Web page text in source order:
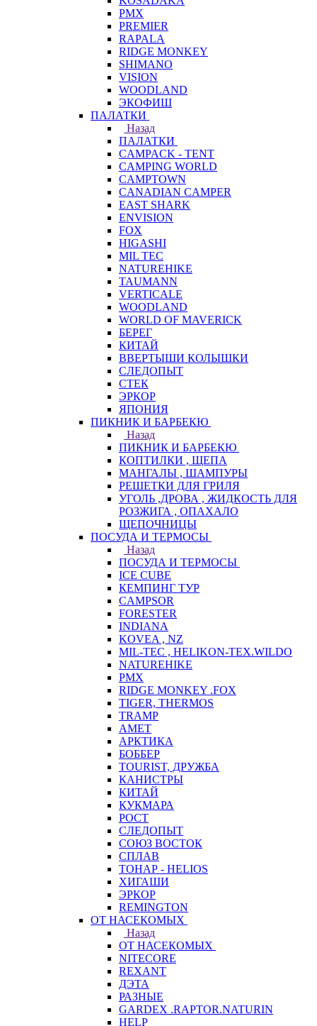
PMX
PREMIER
RAPALA
RIDGE MONKEY
SHIMANO
VISION
WOODLAND
ЭКОФИШ
ПАЛАТКИ
Назад
ПАЛАТКИ
CAMPACK - TENT
CAMPING WORLD
CAMPTOWN
CANADIAN CAMPER
EAST SHARK
ENVISION
FOX
HIGASHI
MIL TEC
NATUREHIKE
TAUMANN
VERTICALE
WOODLAND
WORLD OF MAVERICK
БЕРЕГ
КИТАЙ
ВВЕРТЫШИ КОЛЫШКИ
СЛЕДОПЫТ
СТЕК
ЭРКОР
ЯПОНИЯ
ПИКНИК И БАРБЕКЮ
Назад
ПИКНИК И БАРБЕКЮ
КОПТИЛКИ , ЩЕПА
МАНГАЛЫ , ШАМПУРЫ
РЕШЕТКИ ДЛЯ ГРИЛЯ
УГОЛЬ ,ДРОВА , ЖИДКОСТЬ ДЛЯ
РОЗЖИГА , ОПАХАЛО
ЩЕПОЧНИЦЫ
ПОСУДА И ТЕРМОСЫ
Назад
ПОСУДА И ТЕРМОСЫ
ICE CUBE
КЕМПИНГ ТУР
CAMPSOR
FORESTER
INDIANA
KOVEA , NZ
MIL-TEC , HELIKON-TEX.WILDO
NATUREHIKE
PMX
RIDGE MONKEY .FOX
TIGER, THERMOS
TRAMP
АМЕТ
АРКТИКА
БОББЕР
TOURIST, ДРУЖБА
КАНИСТРЫ
КИТАЙ
КУКМАРА
РОСТ
СЛЕДОПЫТ
СОЮЗ ВОСТОК
СПЛАВ
ТОНАР - HELIOS
ХИГАШИ
ЭРКОР
REMINGTON
ОТ НАСЕКОМЫХ
Назад
ОТ НАСЕКОМЫХ
NITECORE
REXANT
ДЭТА
РАЗНЫЕ
GARDEX .RAPTOR.NATURIN
HELP